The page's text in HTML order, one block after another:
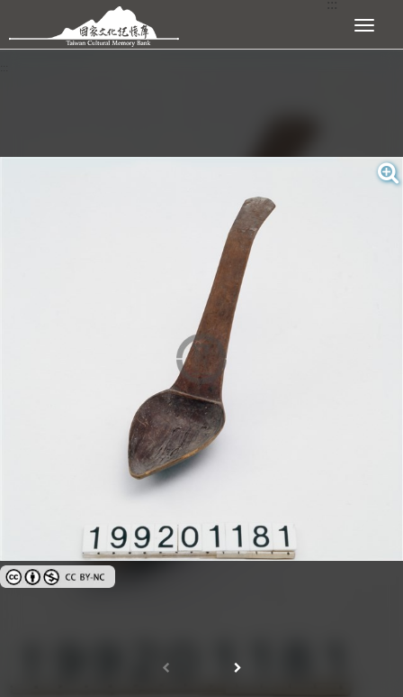
跳到主要內容區塊 展開選單
創用CC姓名標示-非商業性 3.0 台灣及其後版本(CC BY-NC 3.0 TW +)